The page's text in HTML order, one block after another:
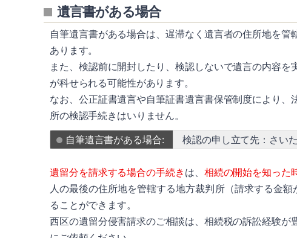
遺言書がある場合
自筆遺言書がある場合は、遅滞なく遺言者の住所地を管
あります。
また、検認前に開封したり、検認しないで遺言の内容
が科せられる可能性があります。
なお、公正証書遺言や自筆証書遺言書保管制度により
所の検認手続きはいりません。
自筆遺言書がある場合:
検認の申し立て先：さい
遺留分を請求する場合の手続き は、 相続の開始を知った
人の最後の住所地を管轄する地方裁判所（請求する金
ることができます。
西区の遺留分侵害請求のご相談は、相続税の訴訟経験が